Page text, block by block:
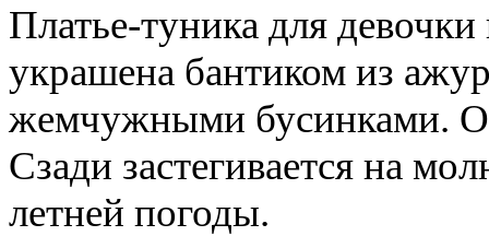
Платье-туника для
украшена бантиком из
жемчужными бусинками.
Сзади застегивается на
летней погоды.